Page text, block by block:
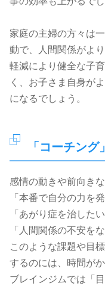
家庭の主婦の方々は
動で、人間関係がよ
軽減により健全な子
く、お子さま自身が
になるでしょう。
「コーチン
感情の動きや前向き
「本番で自分の力を
「あがり症を治したい
「人間関係の不安を
このような課題や目
するのには、時間が
ブレインジムでは「